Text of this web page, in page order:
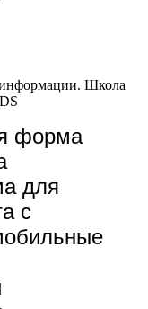
форма
для
с